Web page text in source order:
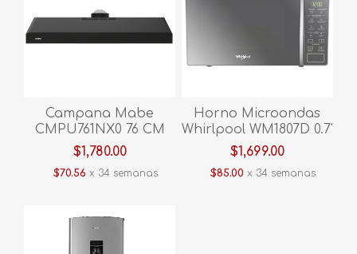
Campana Mabe
CMPU761NX0 76 CM
Negro
$1,780.00
$70.56 x 34 semanas
Horno Microondas
Whirlpool WM1807D 0.7'
Plata
$1,699.00
$85.00 x 34 semanas